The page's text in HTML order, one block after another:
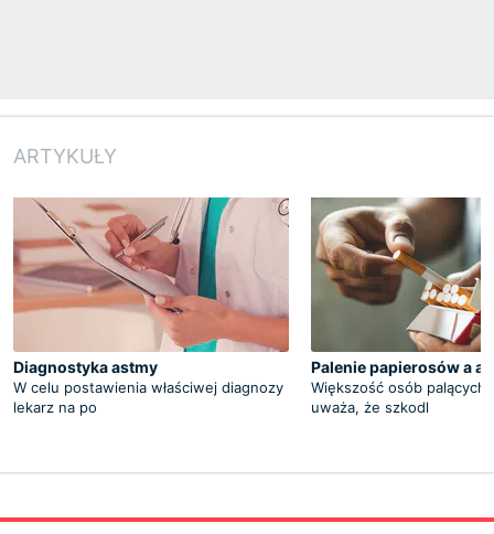
ARTYKUŁY
Diagnostyka astmy
W celu postawienia właściwej diagnozy
lekarz na po
Palenie papierosów a
Większość osób palących
uważa, że szkodl